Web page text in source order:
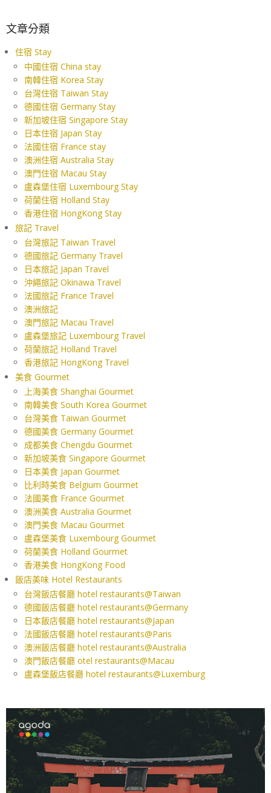
文章分類
住宿 Stay
中國住宿 China stay
南韓住宿 Korea Stay
台灣住宿 Taiwan Stay
德國住宿 Germany Stay
新加坡住宿 Singapore Stay
日本住宿 Japan Stay
法國住宿 France stay
澳洲住宿 Australia Stay
澳門住宿 Macau Stay
盧森堡住宿 Luxembourg Stay
荷蘭住宿 Holland Stay
香港住宿 HongKong Stay
旅記 Travel
台灣旅記 Taiwan Travel
德國旅記 Germany Travel
日本旅記 Japan Travel
沖繩旅記 Okinawa Travel
法國旅記 France Travel
澳洲旅記
澳門旅記 Macau Travel
盧森堡旅記 Luxembourg Travel
荷蘭旅記 Holland Travel
香港旅記 HongKong Travel
美食 Gourmet
上海美食 Shanghai Gourmet
南韓美食 South Korea Gourmet
台灣美食 Taiwan Gourmet
德國美食 Germany Gourmet
成都美食 Chengdu Gourmet
新加坡美食 Singapore Gourmet
日本美食 Japan Gourmet
比利時美食 Belgium Gourmet
法國美食 France Gourmet
澳洲美食 Australia Gourmet
澳門美食 Macau Gourmet
盧森堡美食 Luxembourg Gourmet
荷蘭美食 Holland Gourmet
香港美食 HongKong Food
飯店美味 Hotel Restaurants
台灣飯店餐廳 hotel restaurants@Taiwan
德國飯店餐廳 hotel restaurants@Germany
日本飯店餐廳 hotel restaurants@Japan
法國飯店餐廳 hotel restaurants@Paris
澳洲飯店餐廳 hotel restaurants@Australia
澳門飯店餐廳 otel restaurants@Macau
盧森堡飯店餐廳 hotel restaurants@Luxemburg